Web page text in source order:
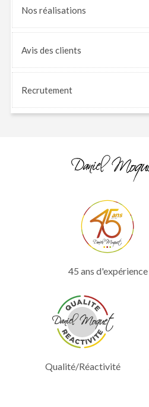
Nos réalisations
Avis des clients
Recrutement
45 ans d'expérience
Qualité/Réactivité